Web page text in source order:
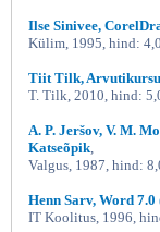
Ilse Sinivee,
Külim, 1995, hind:
Tiit Tilk,
T. Tilk, 2010, hind:
A. P. Jeršov, V. M.
Katseõpik,
Valgus, 1987, hind:
Henn Sarv, Word
IT Koolitus, 1996,